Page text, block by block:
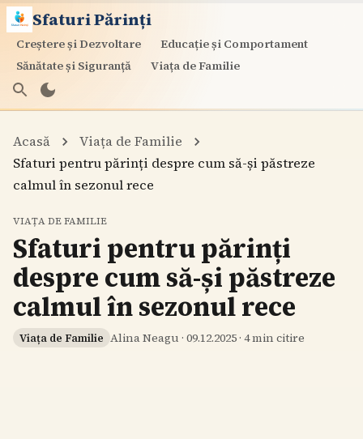
Sfaturi Părinți
Creștere și Dezvoltare
Educație și Comportament
Sănătate și Siguranță
Viața de Familie
Acasă
Viața de Familie
Sfaturi pentru părinți despre cum să-și păstreze
calmul în sezonul rece
VIAȚA DE FAMILIE
Sfaturi pentru părinți
despre cum să-și păstreze
calmul în sezonul rece
Viața de Familie Alina Neagu · 09.12.2025 · 4min citire